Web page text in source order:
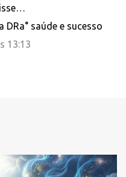
saúde e sucesso
13:13